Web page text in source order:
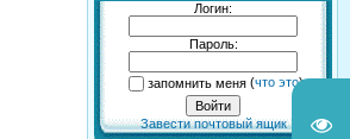
Логин:
Пароль:
запомнить меня(что это)
Завести почтовый ящик